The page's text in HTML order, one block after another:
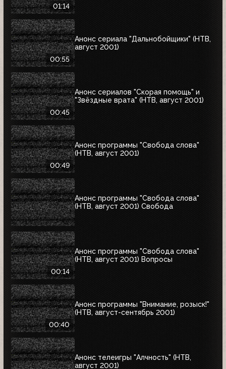
01:14
00:55
Анонс сериала "Дальнобойщики" (НТВ,
август 2001)
00:45
Анонс сериалов "Скорая помощь" и
"Звёздные врата" (НТВ, август 2001)
00:49
Анонс программы "Свобода слова"
(НТВ, август 2001)
Анонс программы "Свобода слова"
(НТВ, август 2001) Свобода
00:14
Анонс программы "Свобода слова"
(НТВ, август 2001) Вопросы
00:40
Анонс программы "Внимание, розыск!"
(НТВ, август-сентябрь 2001)
Анонс телеигры "Алчность" (НТВ,
август 2001)